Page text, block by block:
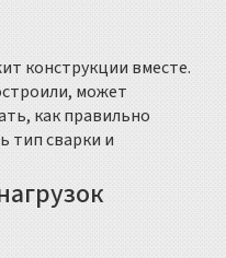
конструкции вместе.
может
как правильно
тип сварки и